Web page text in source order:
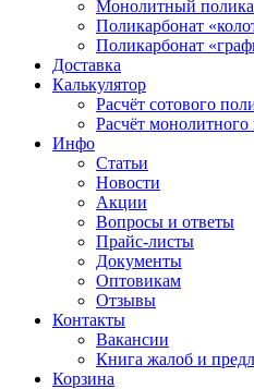
Монолитный
Поликарбонат
Поликарбонат
Доставка
Калькулятор
Расчёт сотового
Расчёт монолитного
Инфо
Статьи
Новости
Акции
Вопросы и ответы
Прайс-листы
Документы
Оптовикам
Отзывы
Контакты
Вакансии
Книга жалоб и
Корзина